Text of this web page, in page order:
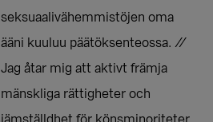
seksuaalivähemmistöjen oma
ääni kuuluu päätöksenteossa. //
Jag åtar mig att aktivt främja
mänskliga rättigheter och